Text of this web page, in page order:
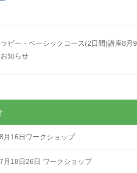
ピー・ベーシックコース(2日間)講座8月9
知らせ
8月16日ワークショップ
7月18日26日 ワークショップ